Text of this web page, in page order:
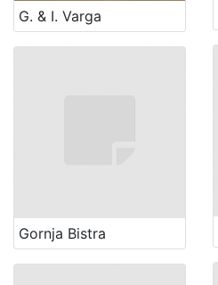
G. & I. Varga
Gornja Bistra